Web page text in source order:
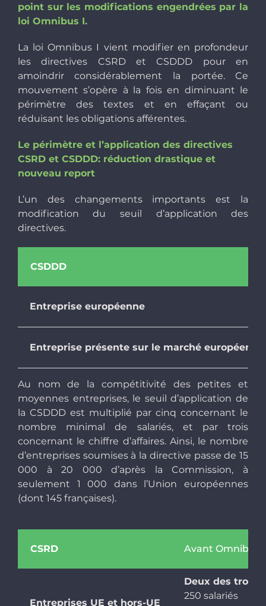
point sur les modifications engendrées par la
loi Omnibus I.
La loi Omnibus I vient modifier en profondeur
les directives CSRD et CSDDD pour en
amoindrir considérablement la portée. Ce
mouvement s’opère à la fois en diminuant le
périmètre des textes et en effaçant ou
réduisant les obligations afférentes.
Le périmètre et l’application des directives
CSRD et CSDDD: réduction drastique et
nouveau report
L’un des changements importants est la
modification du seuil d’application des
directives.
CSDDD
Entreprise européenne
Entreprise présente sur le marché européen
Au nom de la compétitivité des petites et
moyennes entreprises, le seuil d’application de
la CSDDD est multiplié par cinq concernant le
nombre minimal de salariés, et par trois
concernant le chiffre d’affaires. Ainsi, le nombre
d’entreprises soumises à la directive passe de 15
000 à 20 000 d’après la Commission, à
seulement 1 000 dans l’Union européennes
(dont 145 françaises).
CSRD Avant Omnibus
Entreprises UE et hors-UE
Deux des trois
250 salariés